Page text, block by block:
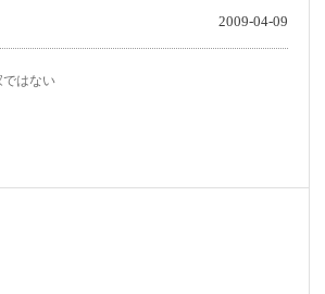
2009-04-09
ではない